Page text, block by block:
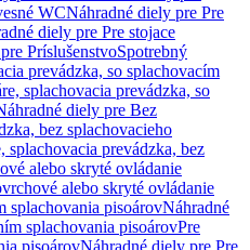
WCNáhradné diely pre Pre
diely pre Pre stojace
PríslušenstvoSpotrebný
prevádzka, so splachovacím
splachovacia prevádzka, so
diely pre Bez
bez splachovacieho
splachovacia prevádzka, bez
alebo skryté ovládanie
alebo skryté ovládanie
splachovania pisoárovNáhradné
splachovania pisoárovPre
pisoárovNáhradné diely pre Pre